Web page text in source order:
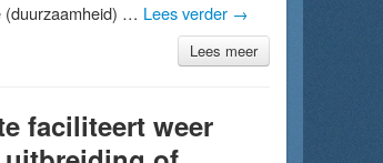
(duurzaamheid) … Lees verder →
Lees meer
faciliteert weer